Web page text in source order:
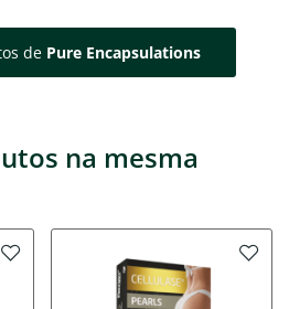
de Pure Encapsulations
na mesma